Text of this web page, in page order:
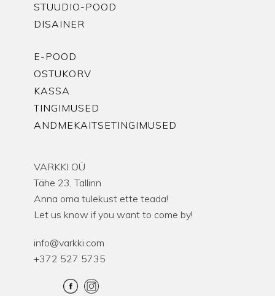
STUUDIO-POOD
DISAINER
E-POOD
OSTUKORV
KASSA
TINGIMUSED
ANDMEKAITSETINGIMUSED
VARKKI OÜ
Tähe 23, Tallinn
Anna oma tulekust ette teada!
Let us know if you want to come by!
info@varkki.com
+372 527 5735